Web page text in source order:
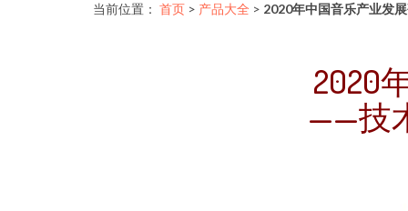
当前位置： 首页 > 产品大全 > 2020年中国音乐产业发
2020
——技